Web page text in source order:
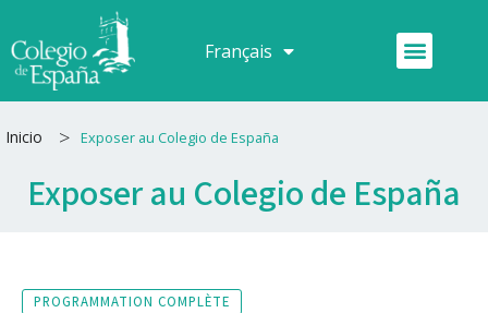
au
contenu
Français
Español Menu
Inicio > Exposer au Colegio de España
Exposer au Colegio de España
PROGRAMMATION COMPLÈTE